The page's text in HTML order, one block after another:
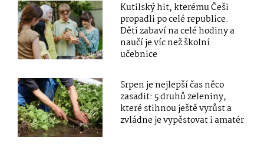
Kutilský hit, kterému Češi
propadli po celé republice.
Děti zabaví na celé hodiny a
naučí je víc než školní
učebnice
Srpen je nejlepší čas něco
zasadit: 5 druhů zeleniny,
které stihnou ještě vyrůst a
zvládne je vypěstovat i amatér